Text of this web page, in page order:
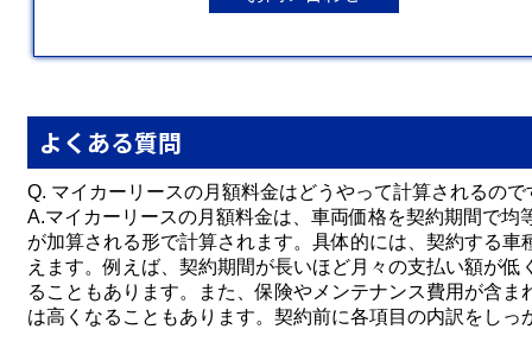
よくある質問
Q. マイカーリースの月額料金はどうやって計算されるので
A.マイカーリースの月額料金は、車両価格を契約期間で
が加算される形で計算されます。具体的には、契約する
えます。例えば、契約期間が長いほど月々の支払い額が
ることもあります。また、保険やメンテナンス費用が含
は高くなることもあります。契約前に各項目の内訳をしっ